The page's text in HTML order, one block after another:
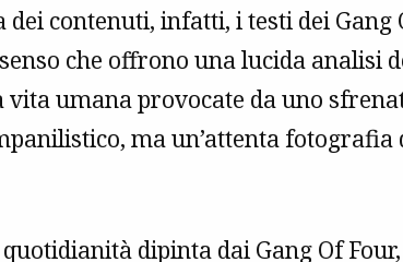
contenuti, infatti, i testi dei Gang
che offrono una lucida analisi
umana provocate da uno
ma un’attenta
dipinta dai Gang Of